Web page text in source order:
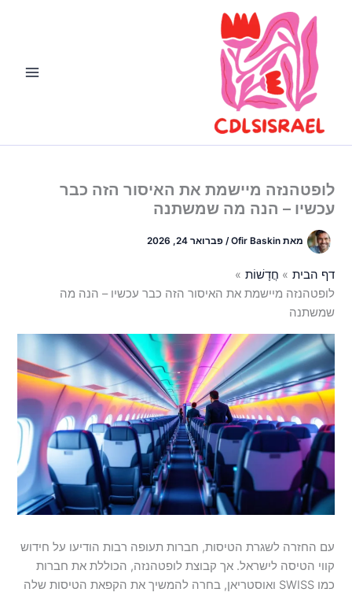
לופטהנזה מיישמת את האיסור הזה כבר
עכשיו – הנה מה שמשתנה
מאתOfir Baskin
/פברואר 24, 2026
דף הבית
חֲדָשׁוֹת
לופטהנזה מיישמת את האיסור הזה כבר עכשיו – הנה מה
שמשתנה
עם החזרה לשגרת הטיסות, חברות תעופה רבות הודיעו על חידוש
קווי הטיסה לישראל. אך קבוצת לופטהנזה, הכוללת את חברות
כמו SWISS ואוסטריאן, בחרה להמשיך את הקפאת הטיסות שלה